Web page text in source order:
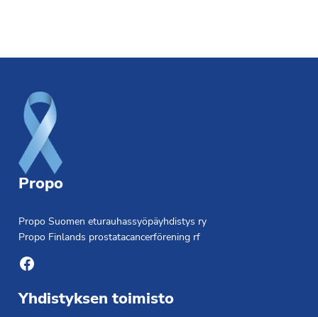
Propo
Propo Suomen eturauhassyöpäyhdistys ry
Propo Finlands prostatacancerförening rf
Facebook
Yhdistyksen toimisto